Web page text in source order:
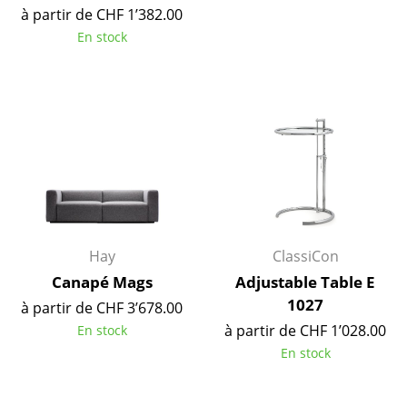
Meubles de bar
Luminaires
Lampes de table
Lampes de bureau
à partir de CHF 1’382.00
En stock
Hay
Canapé Mags
à partir de CHF 3’678.00
En stock
ClassiCon
Adjustable Table E
1027
à partir de CHF 1’028.00
En stock